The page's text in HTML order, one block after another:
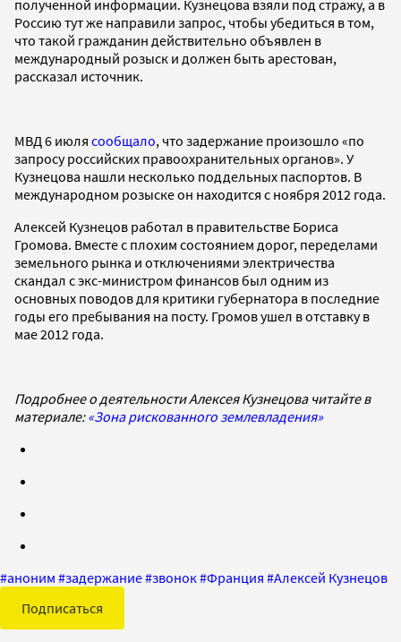
полученной информации. Кузнецова взяли под стражу, а в
Россию тут же направили запрос, чтобы убедиться в том,
что такой гражданин действительно объявлен в
международный розыск и должен быть арестован,
рассказал источник.
МВД 6 июля сообщало, что задержание произошло «по
запросу российских правоохранительных органов». У
Кузнецова нашли несколько поддельных паспортов. В
международном розыске он находится с ноября 2012 года.
Алексей Кузнецов работал в правительстве Бориса
Громова. Вместе с плохим состоянием дорог, переделами
земельного рынка и отключениями электричества
скандал с экс-министром финансов был одним из
основных поводов для критики губернатора в последние
годы его пребывания на посту. Громов ушел в отставку в
мае 2012 года.
Подробнее о деятельности Алексея Кузнецова читайте в
материале:«Зона рискованного землевладения»
#аноним #задержание#звонок#Франция #Алексей Кузнецов
Подписаться